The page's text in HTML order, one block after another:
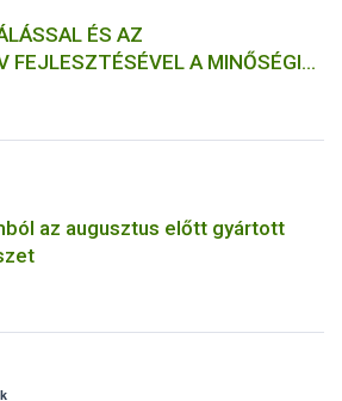
ÉS AZ
FEJLESZTÉSÉVEL A MINŐSÉGI
(EL)ISMERTSÉGÉÉRT
az augusztus előtt gyártott